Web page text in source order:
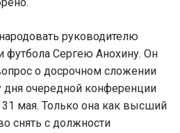
руководителю
Сергею Анохину. Он
о досрочном сложении
дня очередной конференции
31 мая. Только она как высший
снять с должности